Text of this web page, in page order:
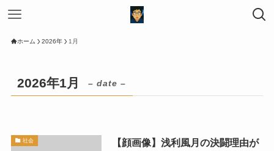
ホーム 2026年 1月
2026年1月 – date –
社会
【顔画像】浅利風月の決闘理由が